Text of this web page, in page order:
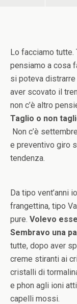
Lo facciamo tutte.
pensiamo a cosa
si poteva
aver scovato il
non c’è altro
Taglio o non
Non c’è
e preventivo giro
tendenza.
Da tipo vent’anni
frangettina, tipo
pure. Volevo
Sembravo una
tutte, dopo aver
creme stiranti ai
cristalli di
e phon agli ioni
capelli mossi.